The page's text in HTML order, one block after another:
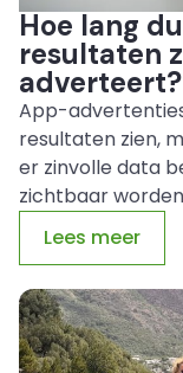
Hoe lang
resultaten
adverteert?
App-
resultaten zien,
er zinvolle data
zichtbaar
Lees meer